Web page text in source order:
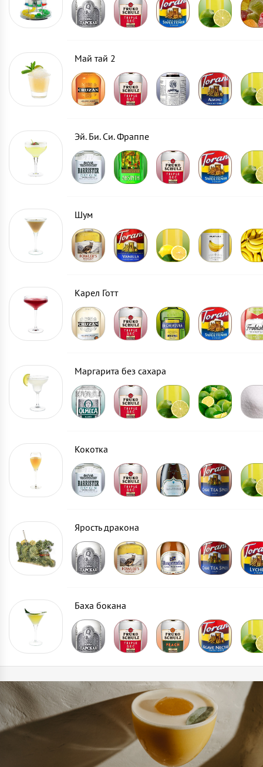
Май тай 2
Эй. Би. Си. Фраппе
Шум
Карел Готт
Маргарита без сахара
Кокотка
Ярость дракона
Баха бокана